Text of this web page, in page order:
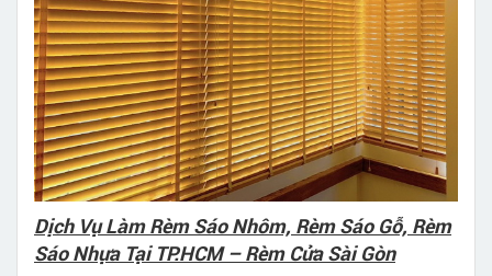
Dịch Vụ Làm Rèm Sáo Nhôm, Rèm Sáo Gỗ, Rèm
Sáo Nhựa Tại TP.HCM – Rèm Cửa Sài Gòn